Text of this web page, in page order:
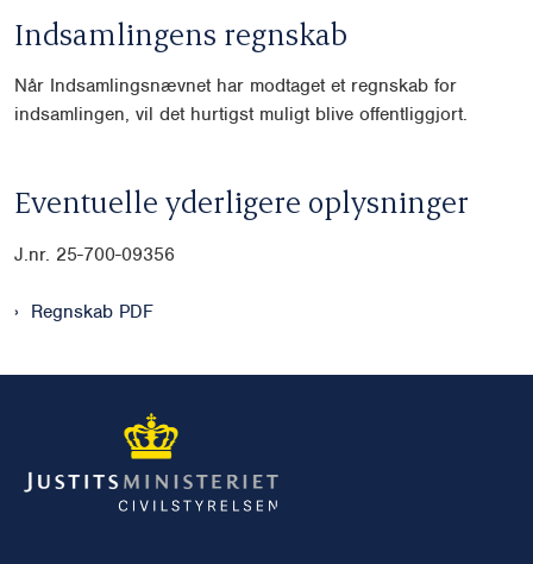
Indsamlingens regnskab
Når Indsamlingsnævnet har modtaget et regnskab for
indsamlingen, vil det hurtigst muligt blive offentliggjort.
Eventuelle yderligere oplysninger
J.nr. 25-700-09356
Regnskab PDF